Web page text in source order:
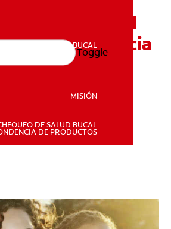
SALUD BUCAL
SALUD BUCAL
MISIÓN
DE SALUD BUCAL
DE PRODUCTOS
Toggle
Dientes Con El
De Ortodoncia